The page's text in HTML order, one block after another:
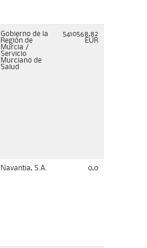
Gobierno de la
Región de
Murcia /
Servicio
Murciano de
Salud
5410568,82
EUR
Navantia, S.A. 0,0